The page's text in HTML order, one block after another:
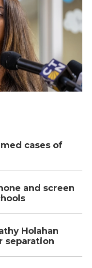
cases of
and screen
Holahan
separation